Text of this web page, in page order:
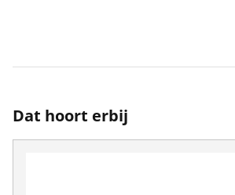
Dat hoort erbij